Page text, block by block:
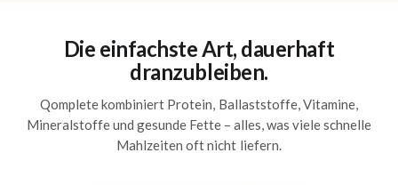
Die einfachste Art, dauerhaft
dranzubleiben.
Qomplete kombiniert Protein, Ballaststoffe, Vitamine,
Mineralstoffe und gesunde Fette – alles, was viele schnelle
Mahlzeiten oft nicht liefern.